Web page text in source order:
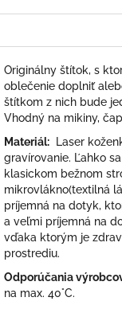
Originálny štítok, s
oblečenie doplniť
štítkom z nich bude
Vhodný na mikiny,
Materiál: Laser
gravírovanie. Ľahko
klasickom bežnom
mikrovlákno(textilná
príjemná na dotyk,
a veľmi príjemná na
vďaka ktorým je
prostrediu.
Odporúčania
na max. 40°C.